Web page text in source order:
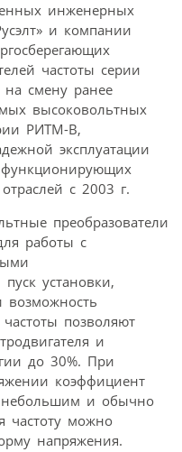
инженерных
и компании
частоты серии
смену ранее
высоковольтных
РИТМ-В,
эксплуатации
с 2003 г.
преобразователи
работы с
установки,
возможность
позволяют
и
до 30%. При
коэффициент
небольшим и обычно
частоту можно
напряжения.